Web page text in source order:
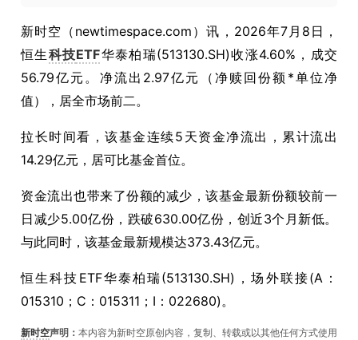
新时空（ newtimespace.com ）讯， 2026年7月8日，
恒生科技ETF华泰柏瑞(513130.SH)收涨4.60%，成交
56.79亿元。净流出2.97亿元（净赎回份额*单位净
值），居全市场前二。
拉长时间看，该基金连续5天资金净流出，累计流出
14.29亿元，居可比基金首位。
资金流出也带来了份额的减少，该基金最新份额较前一
日减少5.00亿份，跌破630.00亿份，创近3个月新低。
与此同时，该基金最新规模达373.43亿元。
恒生科技ETF华泰柏瑞(513130.SH)，场外联接(A：
015310；C：015311；I：022680)。
新时空声明： 本内容为新时空原创内容，复制、转载或以其他任何方式使用